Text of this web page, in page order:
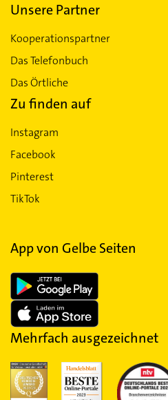
Unsere Partner
Kooperationspartner
Das Telefonbuch
Das Örtliche
Zu finden auf
Instagram
Facebook
Pinterest
TikTok
App von Gelbe Seiten
Mehrfach ausgezeichnet